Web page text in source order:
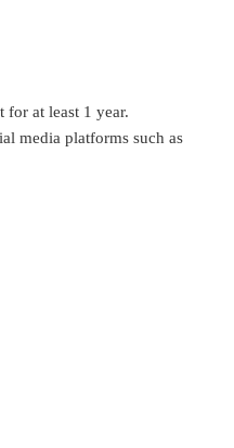
for at least 1 year.
media platforms such as